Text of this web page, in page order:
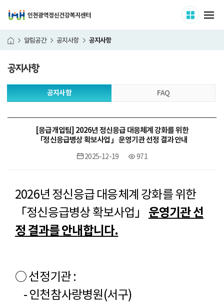
사이트
홈 알림공간 공지사항 공지사항
공지사항
문
작
공지사항 FAQ
[응급개입팀] 2026년 정신응급 대응체계 강화를 위한
「정신응급병상 확보사업」 운영기관 선정 결과 안내
2025-12-19 971
2026년 정신응급 대응체계 강화를 위한
「정신응급병상 확보사업」 운영기관 선
정 결과를 안내합니다.
○ 선정기관 :
- 인천참사랑병원(서구)